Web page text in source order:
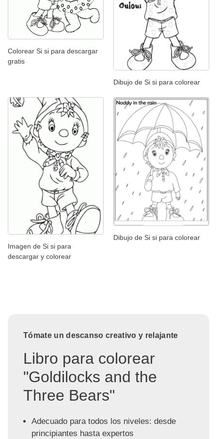
Colorear Si si para descargar
gratis
Dibujo de Si si para colorear
Imagen de Si si para
descargar y colorear
Dibujo de Si si para colorear
Tómate un descanso creativo y relajante
Libro para colorear
"Goldilocks and the
Three Bears"
Adecuado para todos los niveles: desde
principiantes hasta expertos